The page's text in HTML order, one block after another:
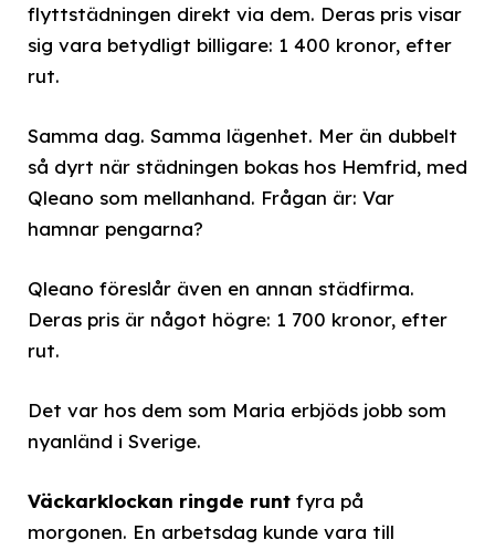
flyttstädningen direkt via dem. Deras pris visar
sig vara betydligt billigare: 1 400 kronor, efter
rut.
Samma dag. Samma lägenhet. Mer än dubbelt
så dyrt när städningen bokas hos Hemfrid, med
Qleano som mellanhand. Frågan är: Var
hamnar pengarna?
Qleano föreslår även en annan städfirma.
Deras pris är något högre: 1 700 kronor, efter
rut.
Det var hos dem som Maria erbjöds jobb som
nyanländ i Sverige.
Väckarklockan ringde runt fyra på
morgonen. En arbetsdag kunde vara till